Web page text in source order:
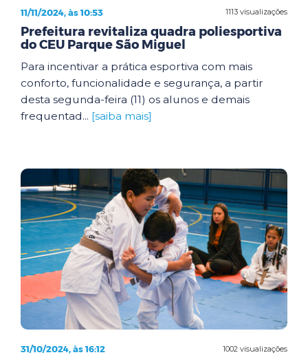
1113 visualizações
11/11/2024, às 10:53
Prefeitura revitaliza quadra poliesportiva
do CEU Parque São Miguel
Para incentivar a prática esportiva com mais
conforto, funcionalidade e segurança, a partir
desta segunda-feira (11) os alunos e demais
frequentad... [saiba mais]
1002 visualizações
31/10/2024, às 16:12